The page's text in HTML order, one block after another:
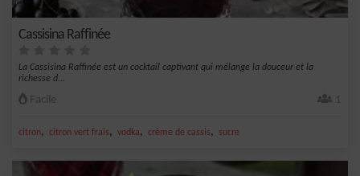
Cassisina Raffinée
La Cassisina Raffinée est un cocktail captivant qui mélange la douceur et la
richesse d...
Facile 1
citron, citron vert frais, vodka, crème de cassis, sucre